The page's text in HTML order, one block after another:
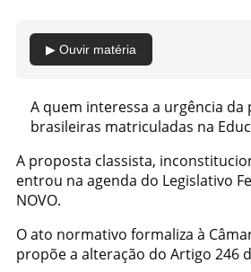
▶ Ouvir matéria
A quem interessa a urgência
brasileiras matriculadas na
A proposta classista,
entrou na agenda do Legislativo
NOVO.
O ato normativo formaliza à
propõe a alteração do Artigo 246